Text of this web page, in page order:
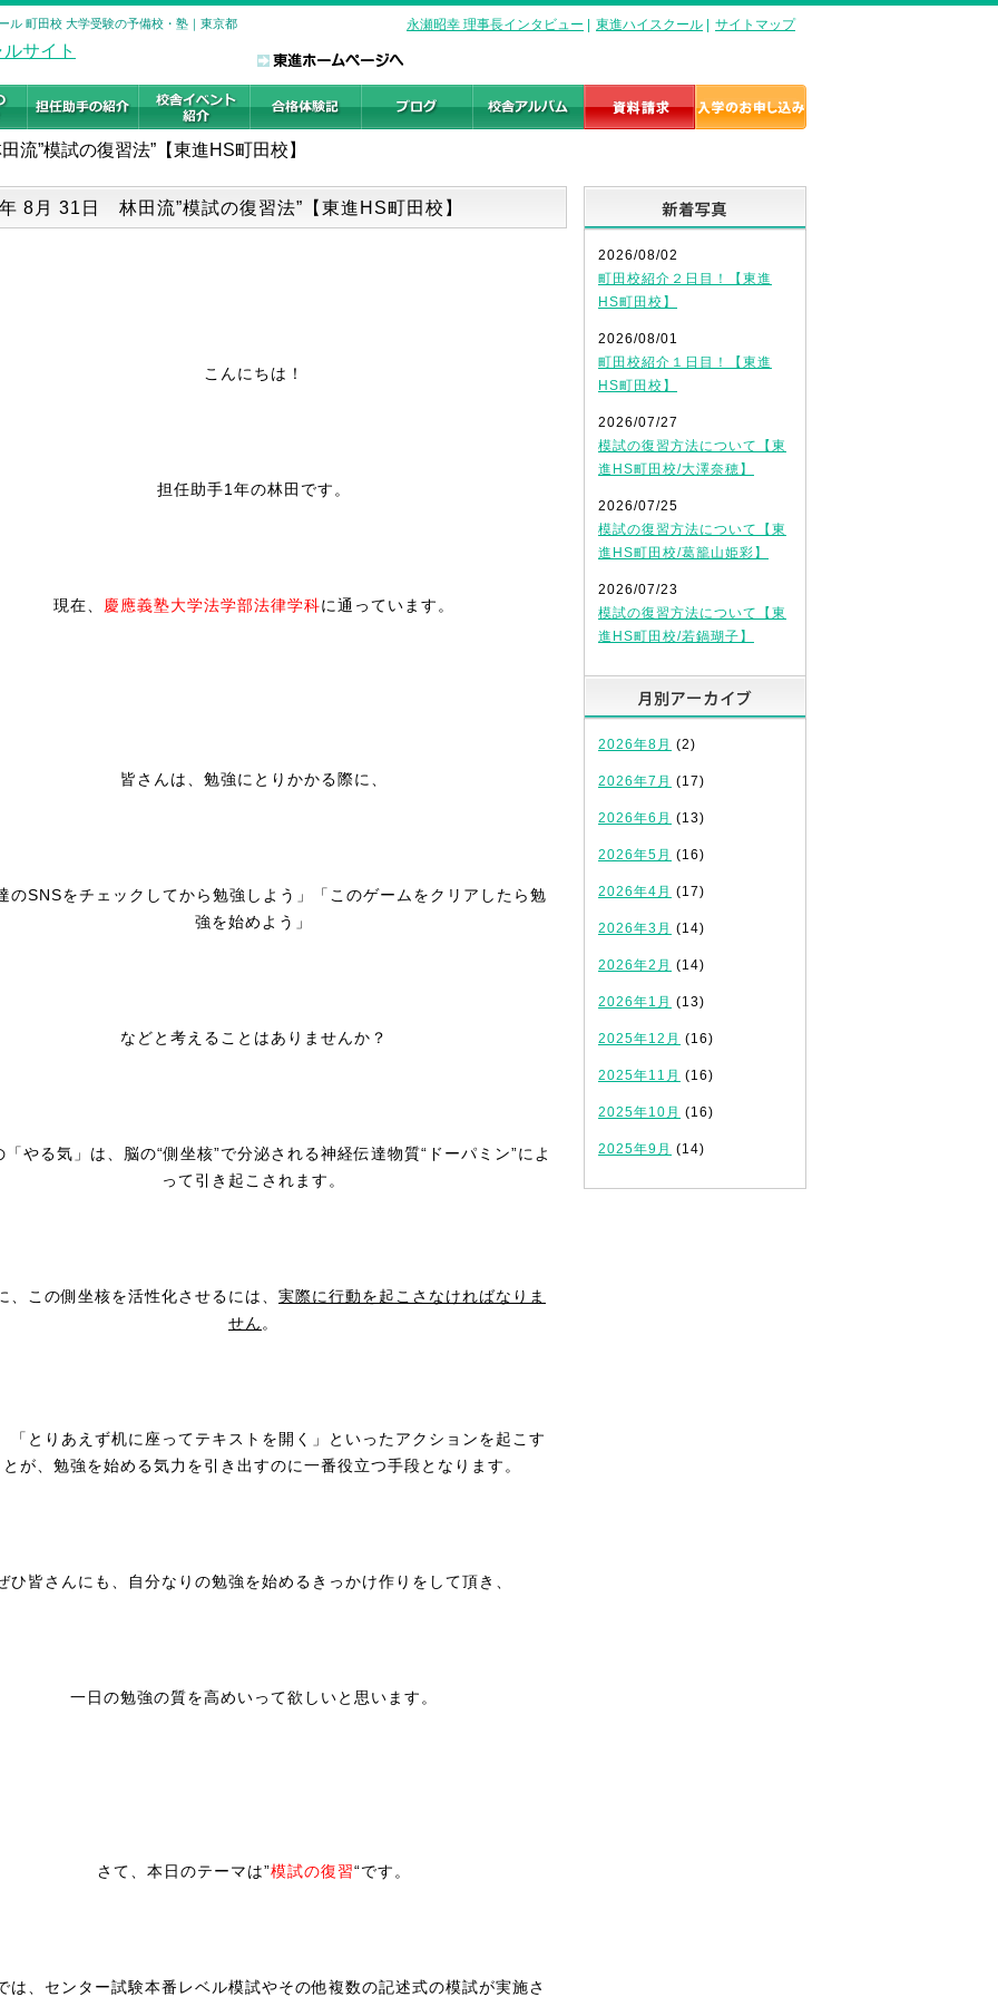
ル 町田校 大学受験の予備校・塾｜東京都 永瀬昭幸 理事長インタビュー 東進ハイスクール サイトマップ
流”模試の復習法”【東進HS町田校】
8月 31日 林田流”模試の復習法”【東進HS町田校】
こんにちは！
担任助手1年の林田です。
現在、 慶應義塾大学法学部法律学科に通っています。
皆さんは、勉強にとりかかる際に、
のSNSをチェックしてから勉強しよう」「このゲームをクリアしたら勉
強を始めよう」
などと考えることはありませんか？
「やる気」は、脳の“側坐核”で分泌される神経伝達物質“ドーパミン”によ
って引き起こされます。
、この側坐核を活性化させるには、 実際に行動を起こさなければなりま
せん 。
「とりあえず机に座ってテキストを開く」といったアクションを起こす
が、勉強を始める気力を引き出すのに一番役立つ手段となります。
ひ皆さんにも、自分なりの勉強を始めるきっかけ作りをして頂き、
一日の勉強の質を高めいって欲しいと思います。
さて、本日のテーマは”模試の復習“です。
は、センター試験本番レベル模試やその他複数の記述式の模試が実施さ
2026/08/02
町田校紹介２日目！【東進
HS町田校】
2026/08/01
町田校紹介１日目！【東進
HS町田校】
2026/07/27
模試の復習方法について【東
進HS町田校/大澤奈穂】
2026/07/25
模試の復習方法について【東
進HS町田校/葛籠山姫彩】
2026/07/23
模試の復習方法について【東
進HS町田校/若鍋瑚子】
2026年8月 (2)
2026年7月 (17)
2026年6月 (13)
2026年5月 (16)
2026年4月 (17)
2026年3月 (14)
2026年2月 (14)
2026年1月 (13)
2025年12月 (16)
2025年11月 (16)
2025年10月 (16)
2025年9月 (14)